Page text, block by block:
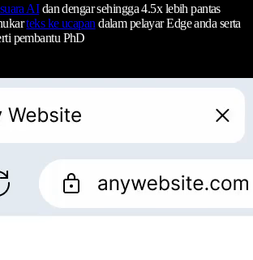
suara AIdan dengar sehingga 4.5x lebih pantas
teks ke ucapan dalam pelayar Edge anda serta
pembantu PhD